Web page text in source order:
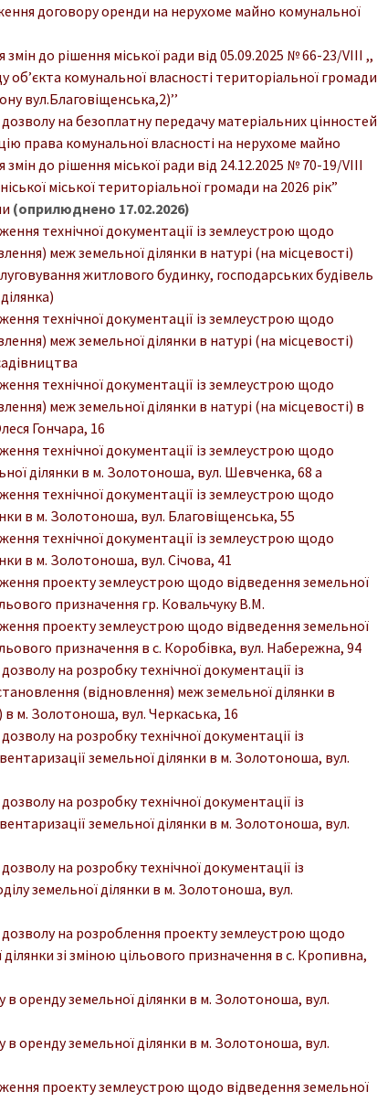
договору оренди на нерухоме майно комунальної
до рішення міської ради від 05.09.2025 № 66-23/VIII ,,
об’єкта комунальної власності територіальної громади
вул.Благовіщенська,2)’’
на безоплатну передачу матеріальних цінностей
права комунальної власності на нерухоме майно
до рішення міської ради від 24.12.2025 № 70-19/VIІІ
міської територіальної громади на 2026 рік”
(оприлюднено 17.02.2026)
технічної документації із землеустрою щодо
меж земельної ділянки в натурі (на місцевості)
житлового будинку, господарських будівель
технічної документації із землеустрою щодо
меж земельної ділянки в натурі (на місцевості)
технічної документації із землеустрою щодо
меж земельної ділянки в натурі (на місцевості) в
Гончара, 16
технічної документації із землеустрою щодо
ділянки в м. Золотоноша, вул. Шевченка, 68 а
технічної документації із землеустрою щодо
в м. Золотоноша, вул. Благовіщенська, 55
технічної документації із землеустрою щодо
в м. Золотоноша, вул. Січова, 41
проекту землеустрою щодо відведення земельної
призначення гр. Ковальчуку В.М.
проекту землеустрою щодо відведення земельної
призначення в с. Коробівка, вул. Набережна, 94
на розробку технічної документації із
(відновлення) меж земельної ділянки в
в м. Золотоноша, вул. Черкаська, 16
на розробку технічної документації із
земельної ділянки в м. Золотоноша, вул.
на розробку технічної документації із
земельної ділянки в м. Золотоноша, вул.
на розробку технічної документації із
земельної ділянки в м. Золотоноша, вул.
на розроблення проекту землеустрою щодо
зі зміною цільового призначення в с. Кропивна,
в оренду земельної ділянки в м. Золотоноша, вул.
в оренду земельної ділянки в м. Золотоноша, вул.
проекту землеустрою щодо відведення земельної